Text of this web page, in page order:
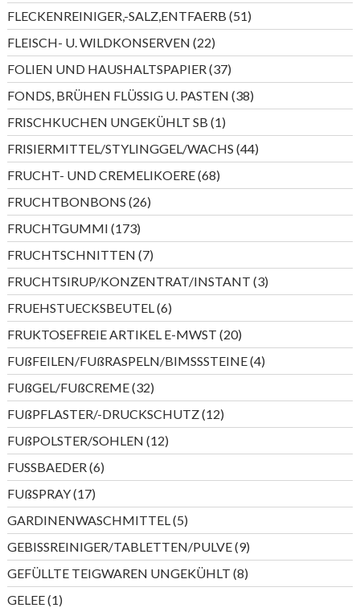
Produkte
FLECKENREINIGER,-SALZ,ENTFAERB 5151
Produkte
FLEISCH- U. WILDKONSERVEN 2222
Produkte
FOLIEN UND HAUSHALTSPAPIER 3737
Produkte
FONDS, BRÜHEN FLÜSSIG U. PASTEN 3838
Produkte
FRISCHKUCHEN UNGEKÜHLT SB 11
Produkt
FRISIERMITTEL/STYLINGGEL/WACHS 4444
Produkte
FRUCHT- UND CREMELIKOERE 6868
Produkte
FRUCHTBONBONS 2626
Produkte
FRUCHTGUMMI 173173
Produkte
FRUCHTSCHNITTEN 77
Produkte
FRUCHTSIRUP/KONZENTRAT/INSTANT 33
Produkte
FRUEHSTUECKSBEUTEL 66
Produkte
FRUKTOSEFREIE ARTIKEL E-MWST 2020
Produkte
FUßFEILEN/FUßRASPELN/BIMSSSTEINE 44
Produkte
FUßGEL/FUßCREME 3232
Produkte
FUßPFLASTER/-DRUCKSCHUTZ 1212
Produkte
FUßPOLSTER/SOHLEN 1212
Produkte
FUSSBAEDER 66
Produkte
FUßSPRAY 1717
Produkte
GARDINENWASCHMITTEL 55
Produkte
GEBISSREINIGER/TABLETTEN/PULVE 99
Produkte
GEFÜLLTE TEIGWAREN UNGEKÜHLT 88
Produkte
GELEE 11